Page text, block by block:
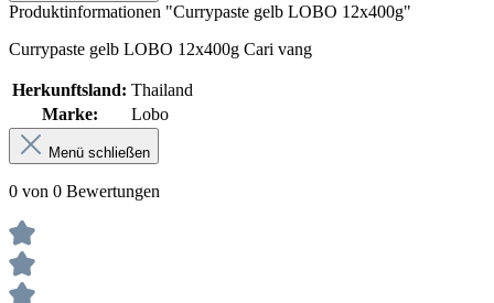
Produktinformationen "Currypaste gelb LOBO 12x400g"
Currypaste gelb LOBO 12x400g Cari vang
Herkunftsland: Thailand
Marke:
Lobo
Menü schließen
0 von 0 Bewertungen